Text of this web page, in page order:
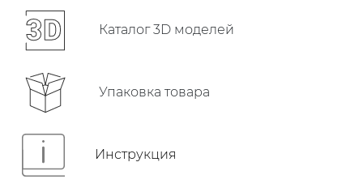
Каталог 3D моделей
Упаковка товара
Инструкция